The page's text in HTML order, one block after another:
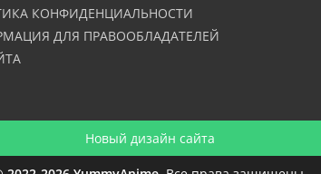
КОНФИДЕНЦИАЛЬНОСТИ
ДЛЯ ПРАВООБЛАДАТЕЛЕЙ
Новый дизайн сайта